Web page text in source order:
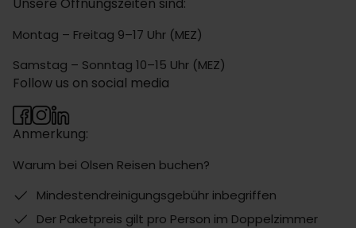
Montag – Freitag 9–17 Uhr (MEZ)
Samstag – Sonntag 10–15 Uhr (MEZ)
Anmerkung:
Warum bei Olsen Reisen buchen?
Mindestendreinigungsgebühr inbegriffen
Der Paketpreis gilt pro Person im Doppelzimmer
Follow us on social media